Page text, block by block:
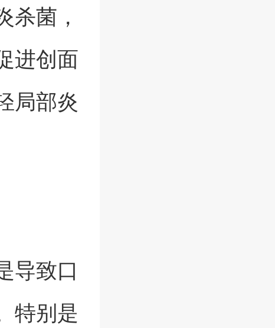
杀菌，
进创面
局部炎
导致口
特别是